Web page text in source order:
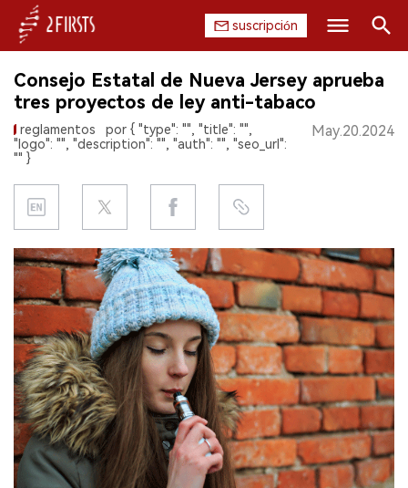
suscripción
INICIO
EMPRESA
CHINA
DATOS
EXPOSICIÓN
ENTREVISTA
Buscar
Consejo Estatal de Nueva Jersey aprueba
tres proyectos de ley anti-tabaco
reglamentos
por { "type": "", "title": "",
"logo": "", "description": "", "auth": "", "seo_url":
"" }
May.20.2024